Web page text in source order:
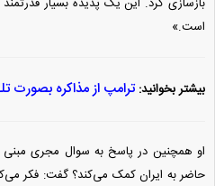
است.»
بیشتر بخوانید:ترامپ از مذاکره بصورت
او همچنین در پاسخ به سوال مجری مبنی
حاضر به ایران کمک می‌کند؟ گفت: فکر